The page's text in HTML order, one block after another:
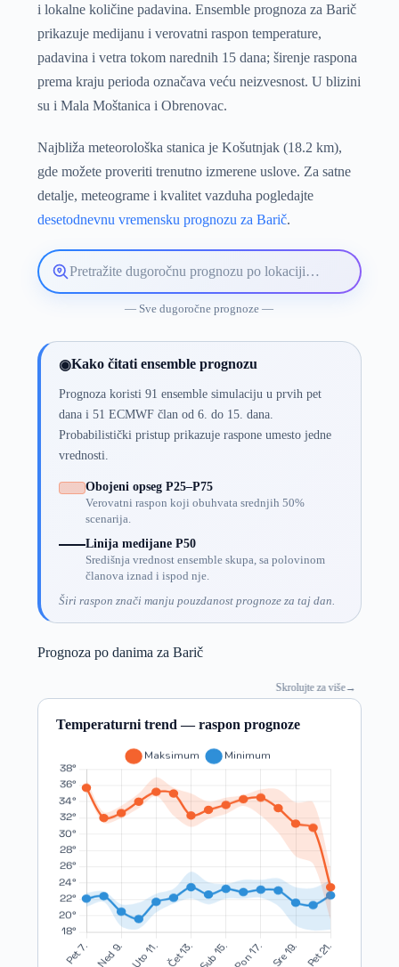
i lokalne količine padavina. Ensemble prognoza za Barič
prikazuje medijanu i verovatni raspon temperature,
padavina i vetra tokom narednih 15 dana; širenje raspona
prema kraju perioda označava veću neizvesnost. U blizini
su i Mala Moštanica i Obrenovac.
Najbliža meteorološka stanica je Košutnjak (18.2 km),
gde možete proveriti trenutno izmerene uslove. Za satne
detalje, meteograme i kvalitet vazduha pogledajte
desetodnevnu vremensku prognozu za Barič.
Pretražite
lokaciju
— Sve dugoročne prognoze —
◉Kako čitati ensemble prognozu
Prognoza koristi 91 ensemble simulaciju u prvih pet
dana i 51 ECMWF član od 6. do 15. dana.
Probabilistički pristup prikazuje raspone umesto jedne
vrednosti.
Obojeni opseg P25–P75
Verovatni raspon koji obuhvata srednjih 50%
scenarija.
Linija medijane P50
Središnja vrednost ensemble skupa, sa polovinom
članova iznad i ispod nje.
Širi raspon znači manju pouzdanost prognoze za taj dan.
Prognoza po danima za Barič
Skrolujte za više→
Temperaturni trend — raspon prognoze